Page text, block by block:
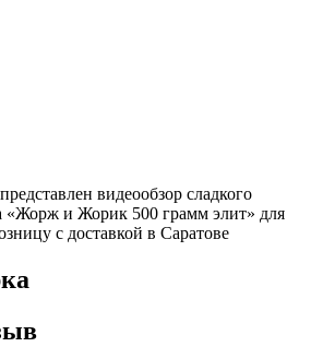
видеообзор сладкого
«Жорж и Жорик 500 грамм элит» для
с доставкой в Саратове